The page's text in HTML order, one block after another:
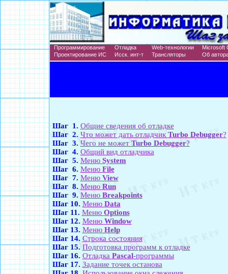
Программирование Отладка Web-технологии
Microsoft
Проектирование ИС
Исск. инт-т Трансляторы Об
Шаг 1. Общие сведения об отладке
Шаг 2. Что может дать отладчик Turbo Debugger?
Шаг 3. Чего не может Turbo Debugger?
Шаг 4. Общий вид отладчика
Шаг 5. Меню System
Шаг 6. Меню File
Шаг 7. Меню View
Шаг 8. Меню Run
Шаг 9. Меню Breakpoints
Шаг 10. Меню Data
Шаг 11. Меню Options
Шаг 12. Меню Window
Шаг 13. Меню Help
Шаг 14. Строка состояния
Шаг 15. Подготовка программ к отладке
Шаг 16. Отладка Pascal-программы
Шаг 17. Задание точек останова